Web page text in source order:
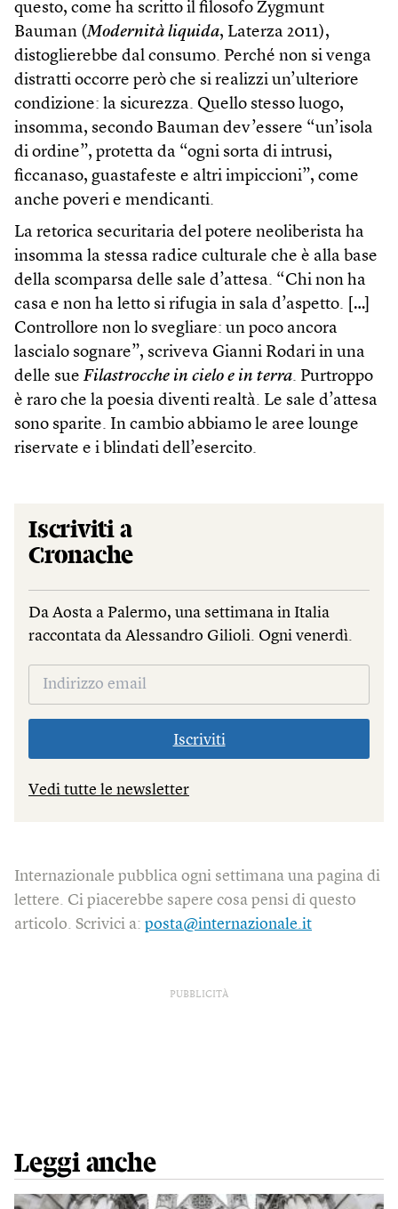
questo, come ha scritto il filosofo Zygmunt
Bauman (Modernità liquida, Laterza 2011),
distoglierebbe dal consumo. Perché non si venga
distratti occorre però che si realizzi un’ulteriore
condizione: la sicurezza. Quello stesso luogo,
insomma, secondo Bauman dev’essere “un’isola
di ordine”, protetta da “ogni sorta di intrusi,
ficcanaso, guastafeste e altri impiccioni”, come
anche poveri e mendicanti.
La retorica securitaria del potere neoliberista ha
insomma la stessa radice culturale che è alla base
della scomparsa delle sale d’attesa. “Chi non ha
casa e non ha letto si rifugia in sala d’aspetto. […]
Controllore non lo svegliare: un poco ancora
lascialo sognare”, scriveva Gianni Rodari in una
delle sue Filastrocche in cielo e in terra. Purtroppo
è raro che la poesia diventi realtà. Le sale d’attesa
sono sparite. In cambio abbiamo le aree lounge
riservate e i blindati dell’esercito.
Iscriviti a
Cronache
Da Aosta a Palermo, una settimana in Italia
raccontata da Alessandro Gilioli. Ogni venerdì.
Iscriviti
Vedi tutte le newsletter
Internazionale pubblica ogni settimana una pagina di
lettere. Ci piacerebbe sapere cosa pensi di questo
articolo. Scrivici a: posta@internazionale.it
PUBBLICITÀ
Leggi anche